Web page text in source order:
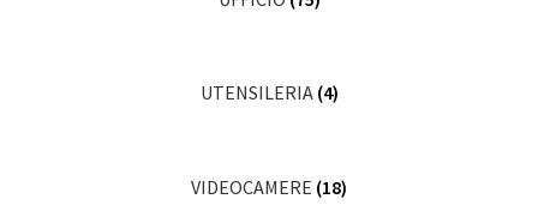
UTENSILERIA (4)
VIDEOCAMERE (18)